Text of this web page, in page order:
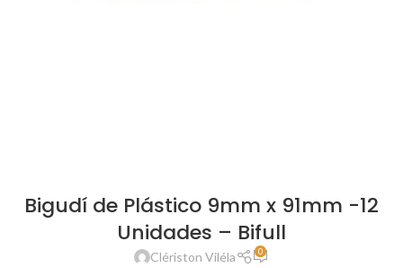
Bigudí de Plástico 9mm x 91mm -12
Unidades – Bifull
Clériston Viléla 0